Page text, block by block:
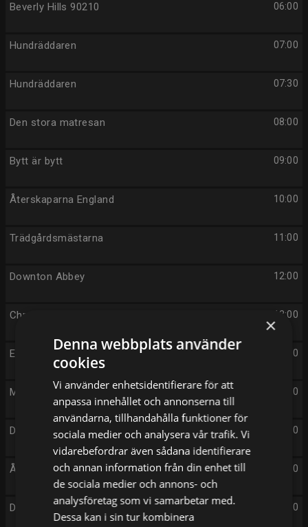
06:00
Beverly Hills 90210
07:00
Hundräddaren
07:30
Hundräddaren
08:00
Den stora matresan
09:00
Bytt är bytt
10:00
Återskaparna England
11:00
Trädgårdsmästarna
12:00
Downton Abbey
13:00
Chrysalis
14:00
En plats i solen
15:00
Mord och inga visor
16:00
Det okända
17:00
Återskaparna England
18:00
Downton Abbey
×
Denna webbplats använder
cookies
Vi använder enhetsidentifierare för att
anpassa innehållet och annonserna till
användarna, tillhandahålla funktioner för
sociala medier och analysera vår trafik. Vi
vidarebefordrar även sådana identifierare
och annan information från din enhet till
de sociala medier och annons- och
analysföretag som vi samarbetar med.
Dessa kan i sin tur kombinera